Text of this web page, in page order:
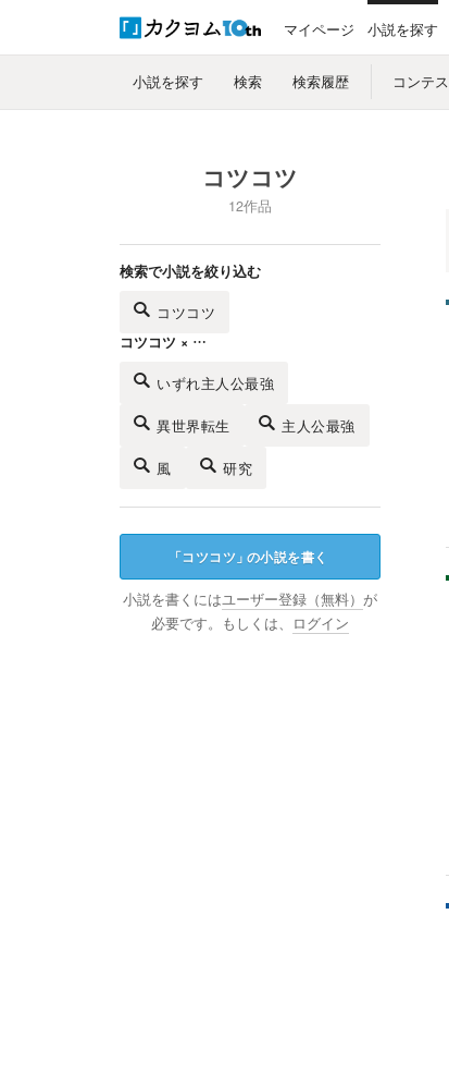
マイページ 小説を探す
小説を探す 検索 検索履歴 コンテ
コツコツ
12作品
検索で小説を絞り込む
コツコツ
コツコツ × …
いずれ主人公最強
異世界転生 主人公最強
風 研究
「コツコツ 」の小説を書く
小説を書くにはユーザー登録（無料） が
必要です。もしくは、
ログイン